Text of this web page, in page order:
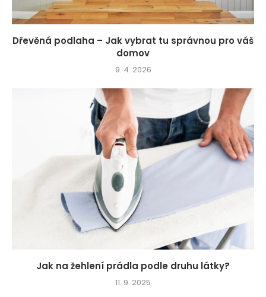
Dřevěná podlaha – Jak vybrat tu správnou pro váš
domov
9. 4. 2026
Jak na žehlení prádla podle druhu látky?
11. 9. 2025